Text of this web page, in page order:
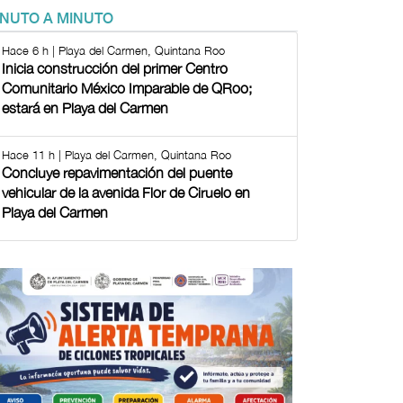
A MINUTO
Hace 6 h | Playa del Carmen, Quintana Roo
Inicia construcción del primer Centro
Comunitario México Imparable de QRoo;
estará en Playa del Carmen
Hace 11 h | Playa del Carmen, Quintana Roo
Concluye repavimentación del puente
vehicular de la avenida Flor de Ciruelo en
Playa del Carmen